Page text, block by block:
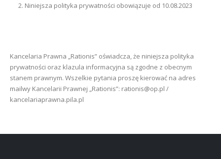
Niniejsza polityka prywatności obowiązuje od 10.08.2023
Kancelaria Prawna „Rationis” oświadcza, że niniejsza polityka
prywatności oraz klazula informacyjna są zgodne z obecnym
stanem prawnym. Wszelkie pytania proszę kierować na adres
mailwy Kancelarii Prawnej „Rationis”: rationis@op.pl /
kancelariaprawna.pila.pl